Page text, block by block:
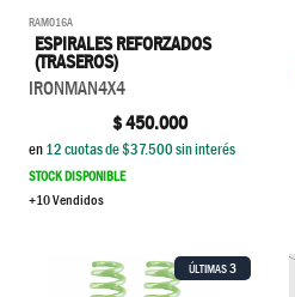
RAM016A
ESPIRALES REFORZADOS
(TRASEROS)
IRONMAN4X4
$450.000
en12cuotas de $37.500sin interés
STOCK DISPONIBLE
+10 Vendidos
ÚLTIMAS3